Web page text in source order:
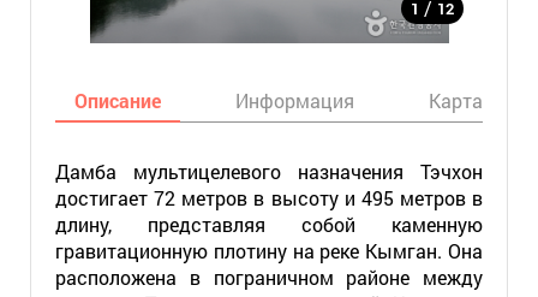
1 / 12
Описание Информация Карта
Дамба мультицелевого назначения Тэчхон
достигает 72 метров в высоту и 495 метров в
длину, представляя собой каменную
гравитационную плотину на реке Кымган. Она
расположена в пограничном районе между